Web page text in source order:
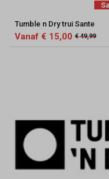
Tumble n Dry trui Sante
Vanaf € 15,00 € 49,99